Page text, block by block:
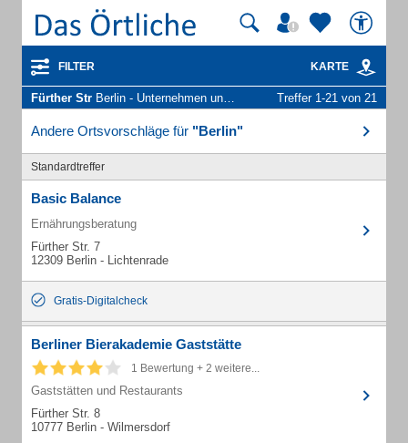
FILTER KARTE
Fürther Str Berlin - Unternehmen und Personen Treffer 1-21 von 21
Andere Ortsvorschläge für "Berlin"
Standardtreffer
Basic Balance
Ernährungsberatung
Fürther Str. 7
12309 Berlin - Lichtenrade
Gratis-Digitalcheck
Berliner Bierakademie Gaststätte
1 Bewertung + 2 weitere...
Gaststätten und Restaurants
Fürther Str. 8
10777 Berlin - Wilmersdorf